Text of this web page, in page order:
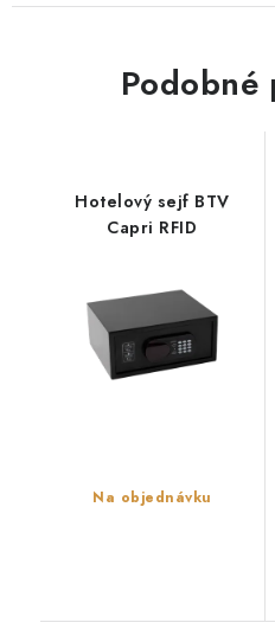
Hotelový sejf BTV
Capri RFID
Na objednávku